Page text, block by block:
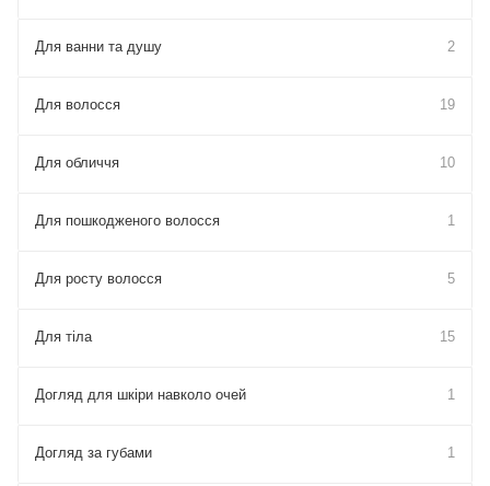
Для ванни та душу 2
Для волосся 19
Для обличчя 10
Для пошкодженого волосся 1
Для росту волосся 5
Для тіла 15
Догляд для шкіри навколо очей 1
Догляд за губами 1